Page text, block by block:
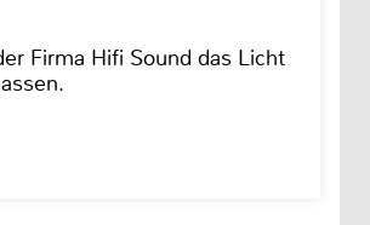
Firma Hifi Sound das Licht